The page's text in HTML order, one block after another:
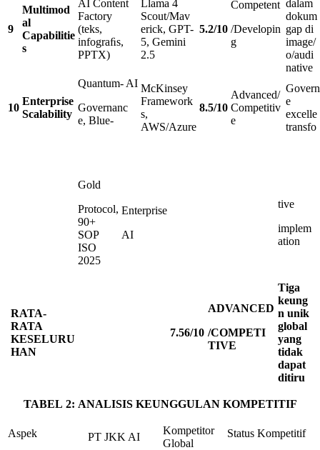
9
Multimod
al
Capabilitie
s
AI Content
Factory
(teks,
infograﬁs,
PPTX)
Llama 4
Scout/Mav
erick, GPT-
5, Gemini
2.5
5.2/10
Competent
/Developin
g
dalam
dokum
gap di
image/
o/audi
native
10
Enterprise
Scalability
Quantum- AI
Governanc
e, Blue-
McKinsey
Framework
s,
AWS/Azure
8.5/10
Advanced/
Competitiv
e
Govern
e
excelle
transfo
Gold
Protocol,
90+
SOP
ISO
2025
Enterprise
AI
tive
implem
ation
RATA-
RATA
KESELURU
HAN
7.56/10
ADVANCED
/COMPETI
TIVE
Tiga
keung
n unik
global
yang
tidak
dapat
ditiru
TABEL 2: ANALISIS KEUNGGULAN KOMPETITIF
Aspek
PT JKK AI
Kompetitor
Global
Status Kompetitif